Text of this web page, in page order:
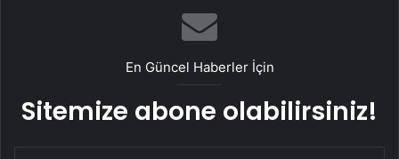
En Güncel Haberler İçin
Sitemize abone olabilirsiniz!